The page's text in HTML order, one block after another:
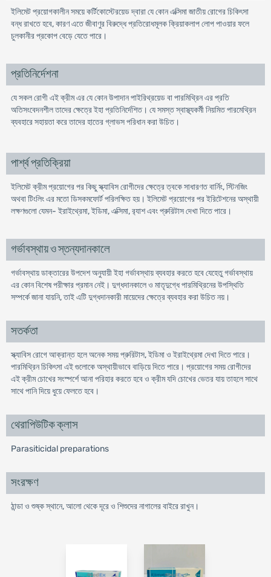
ইলিমেট প্রয়োগকালীন সময়ে কর্টিকোস্টেরয়েড দ্বারা যে কোন এক্সিমা জাতীয় রোগের চিকিৎসা
বন্ধ রাখতে হবে, কারণ এতে জীবাণুর বিরুদ্ধে প্রতিরোধমূলক ক্রিয়াকলাপ লোপ পাওয়ার ফলে
চুলকানীর প্রকোপ বেড়ে যেতে পারে।
প্রতিনির্দেশনা
যে সকল রোগী এই ক্রীম এর যে কোন উপাদান পাইরিথ্রয়েড বা পারমিথ্রিন এর প্রতি
অতিসংবেদনশীল তাদের ক্ষেত্রে ইহা প্রতিনির্দেশিত। যে সমস্ত স্বাস্থ্যকর্মী নিয়মিত পারমেথ্রিন
ব্যবহারে সহায়তা করে তাদের হাতের গ্লাভস পরিধান করা উচিত।
পার্শ্ব প্রতিক্রিয়া
ইলিমেট ক্রীম প্রয়োগের পর কিছু স্ক্যাবিস রোগীদের ক্ষেত্রে ত্বকে সাধারণত বার্নিং, স্টিনজিং
অথবা টিংলিং এর মতো ডিসকমফোর্ট পরিলক্ষিত হয়। ইলিমেট প্রয়োগের পর ইরিটেশনের অস্থায়ী
লক্ষণগুলো যেমন- ইরাইথ্রেমা, ইডিমা, এক্সিমা, র‍্যাশ এবং প্রুরিটাস দেখা দিতে পারে।
গর্ভাবস্থায় ও স্তন্যদানকালে
গর্ভাবস্থায় ডাক্তারের উপদেশ অনুযায়ী ইহা গর্ভাবস্থায় ব্যবহার করতে হবে যেহেতু গর্ভাবস্থায়
এর কোন বিশেষ পরীক্ষার প্রমান নেই। দুগ্ধদানকালে ও মাতৃদুগ্ধে পারমিথ্রিনের উপস্থিতি
সম্পর্কে জানা যায়নি, তাই এটি দুগ্ধদানকারী মায়েদের ক্ষেত্রে ব্যবহার করা উচিত নয়।
সতর্কতা
স্ক্যাবিস রোগে আক্রান্ত হলে অনেক সময় প্রুরিটাস, ইডিমা ও ইরাইথ্রেমা দেখা দিতে পারে।
পারমিথ্রিন চিকিৎসা এই গুলোকে অস্থায়ীভাবে বাড়িয়ে দিতে পারে। প্রয়োগের সময় রোগীদের
এই ক্রীম চোখের সংস্পর্শে আনা পরিহার করতে হবে ও ক্রীম যদি চোখের ভেতর যায় তাহলে সাথে
সাথে পানি দিয়ে ধুয়ে ফেলতে হবে।
থেরাপিউটিক ক্লাস
Parasiticidal preparations
সংরক্ষণ
ঠান্ডা ও শুষ্ক স্থানে, আলো থেকে দূরে ও শিশুদের নাগালের বাইরে রাখুন।